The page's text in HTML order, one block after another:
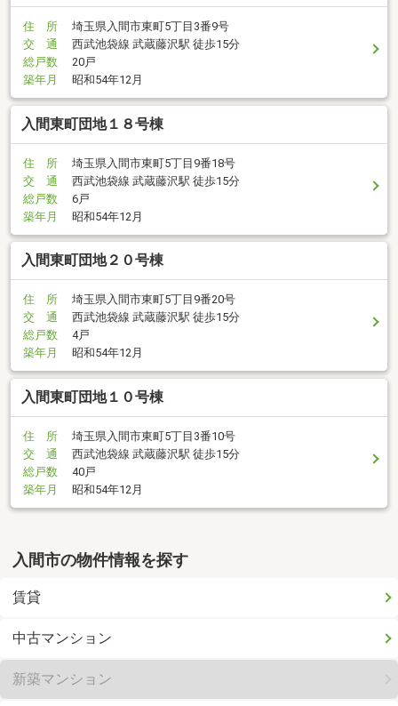
住 所
埼玉県入間市東町5丁目3番9号
交 通
西武池袋線 武蔵藤沢駅 徒歩15分
総戸数
20戸
築年月
昭和54年12月
入間東町団地１８号棟
住 所
埼玉県入間市東町5丁目9番18号
交 通
西武池袋線 武蔵藤沢駅 徒歩15分
総戸数
6戸
築年月
昭和54年12月
入間東町団地２０号棟
住 所
埼玉県入間市東町5丁目9番20号
交 通
西武池袋線 武蔵藤沢駅 徒歩15分
総戸数
4戸
築年月
昭和54年12月
入間東町団地１０号棟
住 所
埼玉県入間市東町5丁目3番10号
交 通
西武池袋線 武蔵藤沢駅 徒歩15分
総戸数
40戸
築年月
昭和54年12月
入間市の物件情報を探す
賃貸
中古マンション
新築マンション